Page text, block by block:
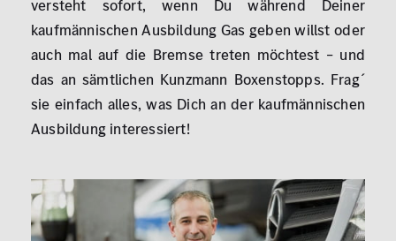
versteht sofort, wenn Du während Deiner
kaufmännischen Ausbildung Gas geben willst oder
auch mal auf die Bremse treten möchtest – und
das an sämtlichen Kunzmann Boxenstopps. Frag´
sie einfach alles, was Dich an der kaufmännischen
Ausbildung interessiert!